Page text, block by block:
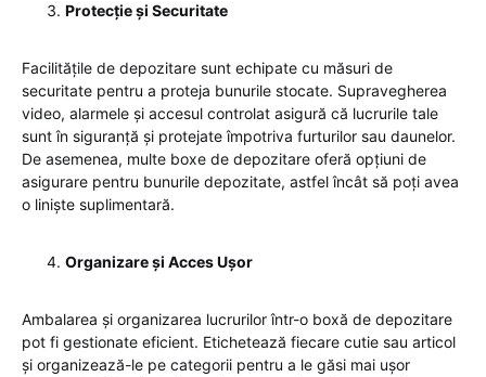
Protecție și Securitate
Facilitățile de depozitare sunt echipate cu măsuri de
securitate pentru a proteja bunurile stocate. Supravegherea
video, alarmele și accesul controlat asigură că lucrurile tale
sunt în siguranță și protejate împotriva furturilor sau daunelor.
De asemenea, multe boxe de depozitare oferă opțiuni de
asigurare pentru bunurile depozitate, astfel încât să poți avea
o liniște suplimentară.
Organizare și Acces Ușor
Ambalarea și organizarea lucrurilor într-o boxă de depozitare
pot fi gestionate eficient. Etichetează fiecare cutie sau articol
și organizează-le pe categorii pentru a le găsi mai ușor